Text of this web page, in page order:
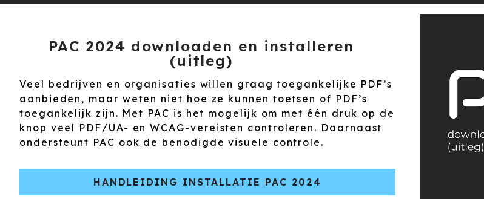
PAC 2024 downloaden en installeren
(uitleg)
Veel bedrijven en organisaties willen graag toegankelijke PDF’s
aanbieden, maar weten niet hoe ze kunnen toetsen of PDF’s
toegankelijk zijn. Met PAC is het mogelijk om met één druk op de
knop veel PDF/UA- en WCAG-vereisten controleren. Daarnaast
ondersteunt PAC ook de benodigde visuele controle.
HANDLEIDING INSTALLATIE PAC 2024